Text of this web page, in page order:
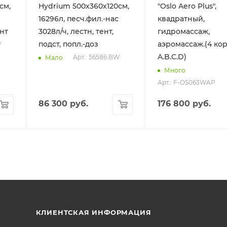
Hydrium 500х360х120см,
16296л, песч.фил.-нас
3028л/ч, лестн, тент,
подст, попл.-доз
Мало Арт.: 56586 BW
86 300 руб.
"Oslo Aero Plus",
квадратный,
гидромассаж,
аэромассаж.(4
A.B.C.D)
Много
Арт.: F-OS063WAP
176 800 руб.
КЛИЕНТСКАЯ ИНФОРМАЦИЯ